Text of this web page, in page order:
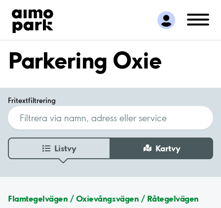
Hitta parkering
Samarbete
Kundservice
Om Aimo Park
Parkering Oxie
Fritextfiltrering
Listvy Kartvy
Flamtegelvägen / Oxievångsvägen / Råtegelvägen